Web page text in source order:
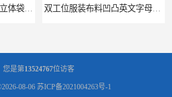
您是第13524767位访客
08-06 苏ICP备2021004263号-1